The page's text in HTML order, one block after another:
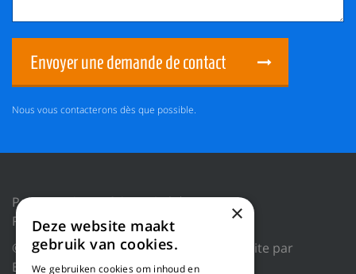
Envoyer une demande de contact
Nous vous contacterons dès que possible.
Politique de confidentialité
Réinitialiser les cookies
© 2018 WILLEMS BALING EQUIPMENT |
Site par
Blue Dragon Digital Technology.
×
Deze website maakt
gebruik van cookies.
We gebruiken cookies om inhoud en